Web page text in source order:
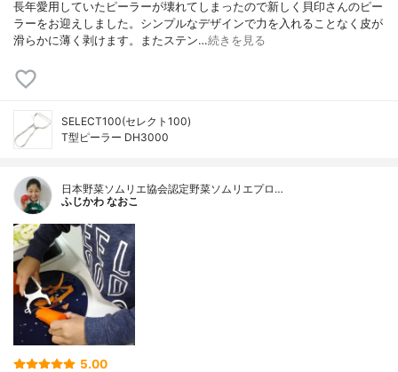
長年愛用していたピーラーが壊れてしまったので新しく貝印さんのピー
ラーをお迎えしました。シンプルなデザインで力を入れることなく皮が
滑らかに薄く剥けます。またステン…続きを見る
SELECT100(セレクト100)
T型ピーラー DH3000
日本野菜ソムリエ協会認定野菜ソムリエプロ…
ふじかわ なおこ
5.00